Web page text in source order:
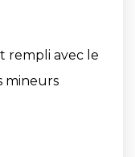
rempli avec le
mineurs